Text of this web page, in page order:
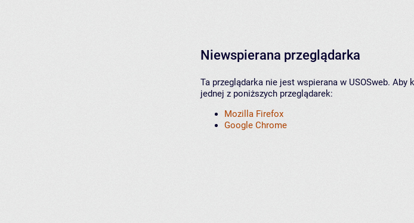
Niewspierana przeglądarka
Ta przeglądarka nie jest wspierana w USOSweb.
jednej z poniższych przeglądarek:
Mozilla Firefox
Google Chrome